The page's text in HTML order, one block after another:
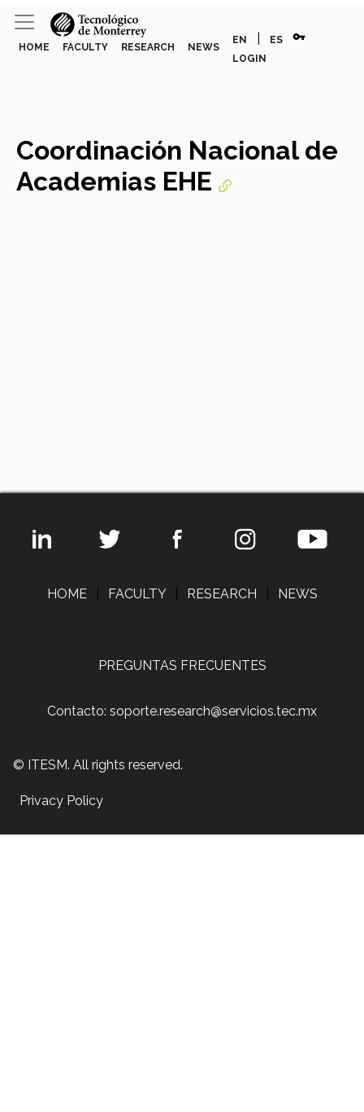
HOME FACULTY RESEARCH NEWS
EN ES vpn_key
LOGIN
Coordinación Nacional de
Academias EHE
HOME FACULTY RESEARCH NEWS
PREGUNTAS FRECUENTES
Contacto: soporte.research@servicios.tec.mx
© ITESM. All rights reserved.
Privacy Policy